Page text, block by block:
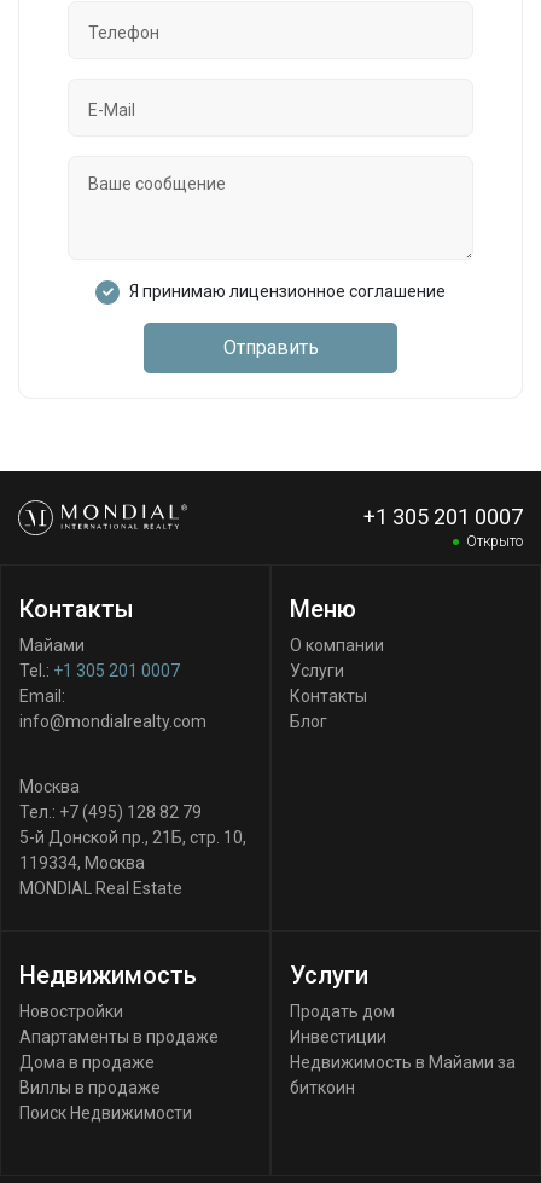
Я принимаю лицензионное соглашение
Отправить
+1 305 201 0007
Открыто
Контакты
Майами
Tel.: +1 305 201 0007
Email:
info@mondialrealty.com
Москва
Тел.: +7 (495) 128 82 79
5-й Донской пр., 21Б, стр. 10,
119334, Москва
MONDIAL Real Estate
Меню
О компании
Услуги
Контакты
Блог
Недвижимость
Новостройки
Апартаменты в продаже
Дома в продаже
Виллы в продаже
Поиск Недвижимости
Услуги
Продать дом
Инвестиции
Недвижимость в Майами за
биткоин